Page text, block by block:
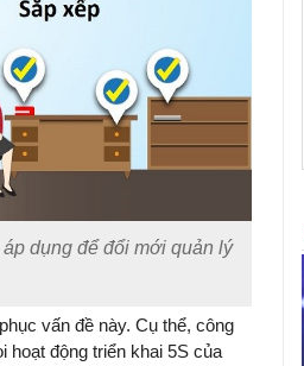
dụng để đổi mới quản lý
vấn đề này. Cụ thể, công
hoạt động triển khai 5S của